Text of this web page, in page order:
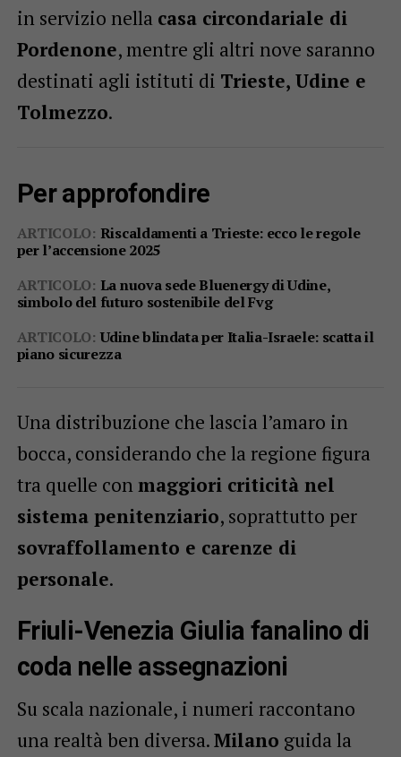
in servizio nella casa circondariale di
Pordenone, mentre gli altri nove saranno
destinati agli istituti di Trieste, Udine e
Tolmezzo.
Per approfondire
ARTICOLO: Riscaldamenti a Trieste: ecco le regole
per l’accensione 2025
ARTICOLO: La nuova sede Bluenergy di Udine,
simbolo del futuro sostenibile del Fvg
ARTICOLO: Udine blindata per Italia-Israele: scatta il
piano sicurezza
Una distribuzione che lascia l’amaro in
bocca, considerando che la regione figura
tra quelle con maggiori criticità nel
sistema penitenziario, soprattutto per
sovraffollamento e carenze di
personale.
Friuli-Venezia Giulia fanalino di
coda nelle assegnazioni
Su scala nazionale, i numeri raccontano
una realtà ben diversa.Milano guida la